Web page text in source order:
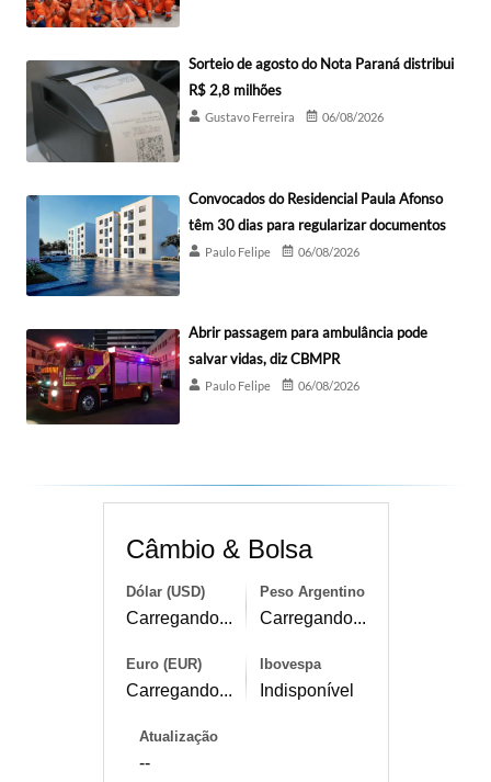
Sorteio de agosto do Nota Paraná distribui
R$ 2,8 milhões
Gustavo Ferreira 06/08/2026
Convocados do Residencial Paula Afonso
têm 30 dias para regularizar documentos
Paulo Felipe 06/08/2026
Abrir passagem para ambulância pode
salvar vidas, diz CBMPR
Paulo Felipe 06/08/2026
Câmbio & Bolsa
Dólar (USD)
Carregando...
Peso Argentino
Carregando...
Euro (EUR)
Carregando...
Ibovespa
Indisponível
Atualização
--